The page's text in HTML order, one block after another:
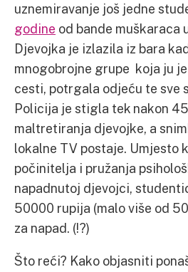
uznemiravanje još jedne
godine od bande muškaraca
Djevojka je izlazila iz bara
mnogobrojne grupe koja ju
cesti, potrgala odjeću te sve
Policija je stigla tek nakon
maltretiranja djevojke, a
lokalne TV postaje. Umjesto
počinitelja i pružanja
napadnutoj djevojci,
50000 rupija (malo više od
za napad. (!?)
Što reći? Kako objasniti